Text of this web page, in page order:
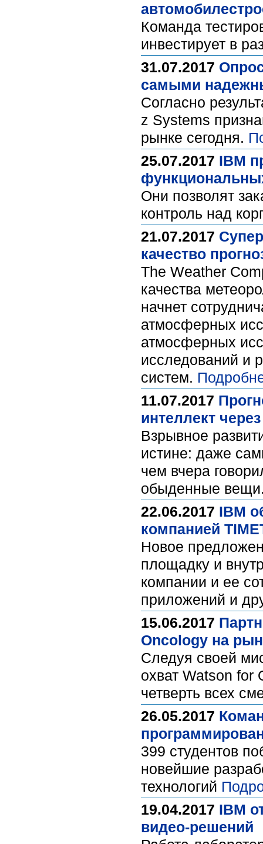
Команда
инвестирует в
31.07.2017
самыми
Согласно
z Systems
рынке сегодня.
25.07.2017 IBM
Они позволят
контроль над
21.07.2017
качество
The Weather
качества
начнет
атмосферных
атмосферных
исследований и
систем.
11.07.2017
интеллект
Взрывное
истине: даже
чем вчера
обыденные
22.06.2017 IBM
компанией
Новое
площадку и
компании и ее
приложений и
15.06.2017
Oncology на
Следуя своей
охват Watson for
четверть всех
26.05.2017
399 студентов
новейшие
технологий
19.04.2017 IBM
видео-решений